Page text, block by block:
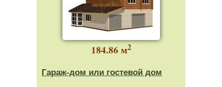
184.86 м2
Гараж-дом или гостевой дом